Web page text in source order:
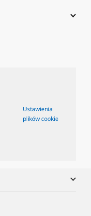
Ustawienia
plików cookie